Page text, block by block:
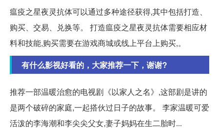
瘟疫之星夜灵抗体可以通过多种途径获得,其中包括打造、
购买、交易、兑换等。 打造瘟疫之星夜灵抗体需要相应材
料和技能,购买需要在游戏商城或线上平台上购买,。
有什么影视好看的，大家推荐一下，谢谢?
推荐一部温暖治愈的电视剧《以家人之名》,这部剧是讲的
是两个破碎的家庭,一起搭伙过日子的故事。 李家温暖可爱
活泼的李海潮和李尖尖父女,妻子妈妈在生二胎时...